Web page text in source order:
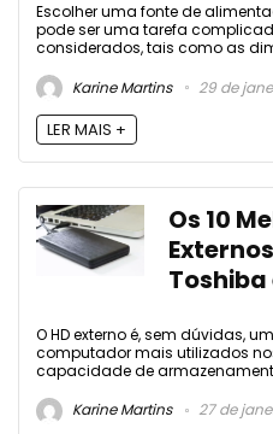
Escolher uma fonte de
pode ser uma tarefa
considerados, tais como as
Karine Martins
29 de
LER MAIS +
Os 10
O HD externo é, sem dúvidas,
computador mais utilizados
capacidade de
Karine Martins
27 de